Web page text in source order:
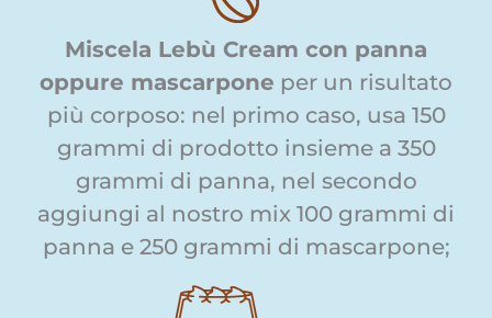
Miscela Lebù Cream con panna
oppure mascarpone per un risultato
più corposo: nel primo caso, usa 150
grammi di prodotto insieme a 350
grammi di panna, nel secondo
aggiungi al nostro mix 100 grammi di
panna e 250 grammi di mascarpone;